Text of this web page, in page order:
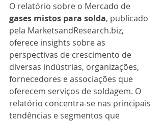
O relatório sobre o Mercado de
gases mistos para solda, publicado
pela MarketsandResearch.biz,
oferece insights sobre as
perspectivas de crescimento de
diversas indústrias, organizações,
fornecedores e associações que
oferecem serviços de soldagem. O
relatório concentra-se nas principais
tendências e segmentos que